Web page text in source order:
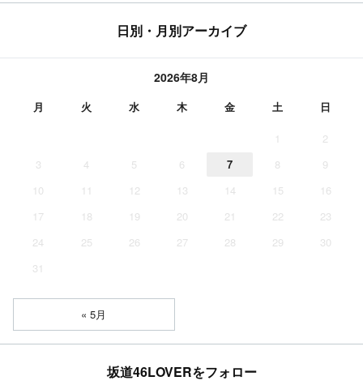
日別・月別アーカイブ
2026年8月
月 火 水 木 金 土 日
1
2
3
4 5 6 7 8
9
10
11 12 13 14 15
16
17
18 19 20 21 22
23
24
25 26 27 28 29
30
31
« 5月
坂道46LOVERをフォロー